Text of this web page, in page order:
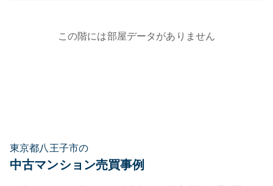
この階には部屋データがありません
東京都八王子市の
中古マンション売買事例